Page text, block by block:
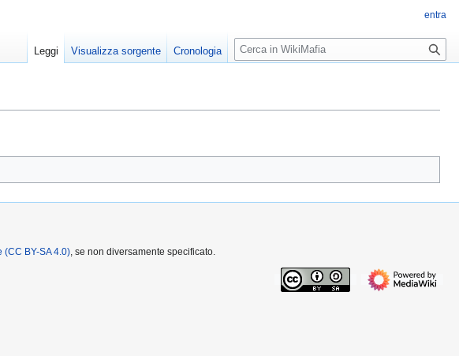
entra
Leggi Visualizza sorgente Cronologia
R
i
r
a
BY-SA 4.0), se non diversamente specificato.